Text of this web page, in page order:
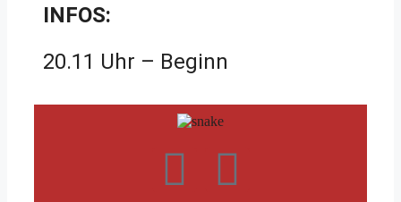
INFOS:
20.11 Uhr – Beginn